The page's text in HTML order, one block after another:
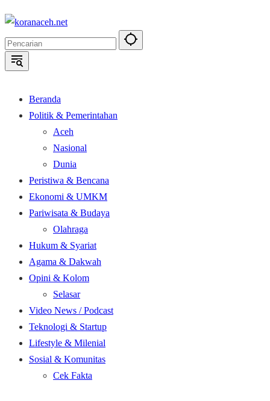
Langsung
konten
Beranda
Politik & Pemerintahan
Aceh
Nasional
Dunia
Peristiwa & Bencana
Ekonomi & UMKM
Pariwisata & Budaya
Olahraga
Hukum & Syariat
Agama & Dakwah
Opini & Kolom
Selasar
Video News / Podcast
Teknologi & Startup
Lifestyle & Milenial
Sosial & Komunitas
Cek Fakta